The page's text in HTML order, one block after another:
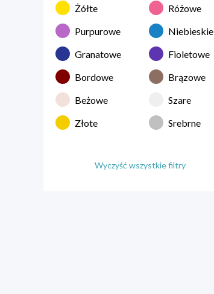
Żółte
Różowe
Purpurowe
Niebieskie
Granatowe
Fioletowe
Bordowe
Brązowe
Beżowe
Szare
Złote
Srebrne
Wyczyść wszystkie filtry